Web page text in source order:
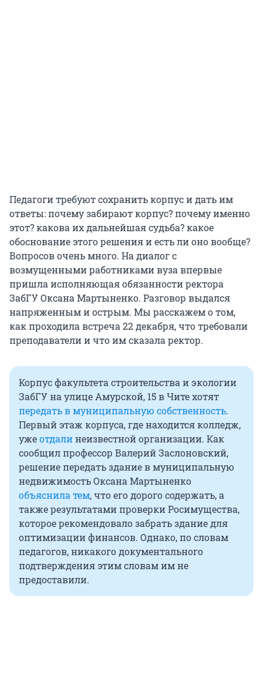
Педагоги требуют сохранить корпус и дать им
ответы: почему забирают корпус? почему именно
этот? какова их дальнейшая судьба? какое
обоснование этого решения и есть ли оно вообще?
Вопросов очень много. На диалог с
возмущенными работниками вуза впервые
пришла исполняющая обязанности ректора
ЗабГУ Оксана Мартыненко. Разговор выдался
напряженным и острым. Мы расскажем о том,
как проходила встреча 22 декабря, что требовали
преподаватели и что им сказала ректор.
Корпус факультета строительства и экологии
ЗабГУ на улице Амурской, 15 в Чите хотят
передать в муниципальную собственность.
Первый этаж корпуса, где находится колледж,
ужеотдалинеизвестной организации. Как
сообщил профессор Валерий Заслоновский,
решение передать здание в муниципальную
недвижимость Оксана Мартыненко
объяснила тем, что его дорого содержать, а
также результатами проверки Росимущества,
которое рекомендовало забрать здание для
оптимизации финансов. Однако, по словам
педагогов, никакого документального
подтверждения этим словам им не
предоставили.